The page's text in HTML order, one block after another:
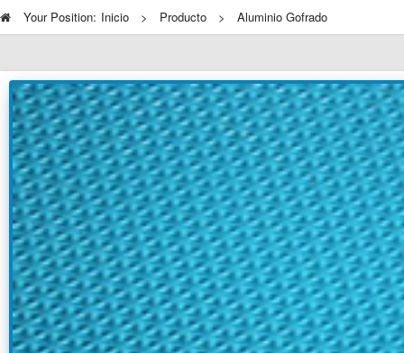
Your Position: Inicio > Producto > Aluminio Gofrado